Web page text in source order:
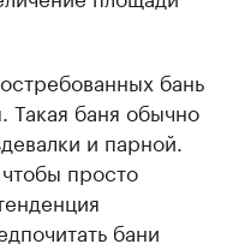
бань
Такая баня обычно
и парной.
просто
бани